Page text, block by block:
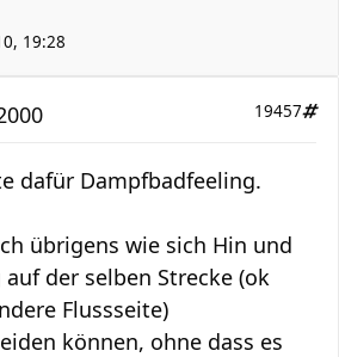
19:28
19457
dafür Dampfbadfeeling.
übrigens wie sich Hin und
auf der selben Strecke (ok
Flussseite)
können, ohne dass es